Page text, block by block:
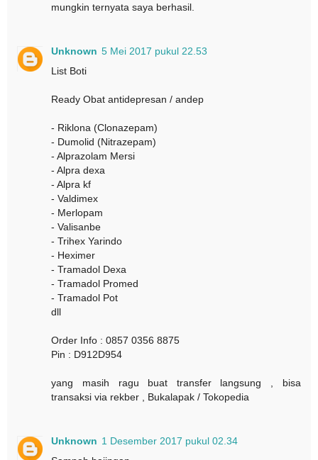
mungkin ternyata saya berhasil.
Unknown 5 Mei 2017 pukul 22.53
List Boti
Ready Obat antidepresan / andep
- Riklona (Clonazepam)
- Dumolid (Nitrazepam)
- Alprazolam Mersi
- Alpra dexa
- Alpra kf
- Valdimex
- Merlopam
- Valisanbe
- Trihex Yarindo
- Heximer
- Tramadol Dexa
- Tramadol Promed
- Tramadol Pot
dll
Order Info : 0857 0356 8875
Pin : D912D954
yang masih ragu buat transfer langsung , bisa
transaksi via rekber , Bukalapak / Tokopedia
Unknown 1 Desember 2017 pukul 02.34